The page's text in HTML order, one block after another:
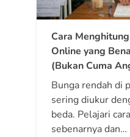
Cara
Online yang
(Bukan Cuma
Bunga rendah di
sering diukur
beda. Pelajari
sebenarnya dan…